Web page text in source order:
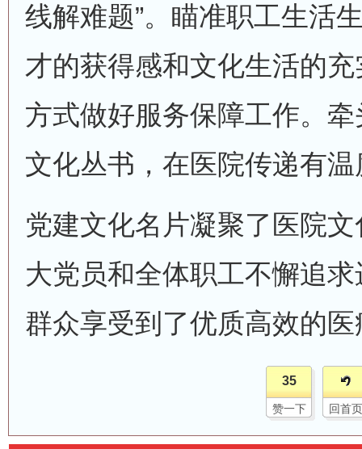
线解难题”。瞄准职工生活
才的获得感和文化生活的充
方式做好服务保障工作。
文化丛书，在医院传递有
党建文化名片凝聚了医院
大党员和全体职工不懈追
群众享受到了优质高效的
35
赞一下 回首页